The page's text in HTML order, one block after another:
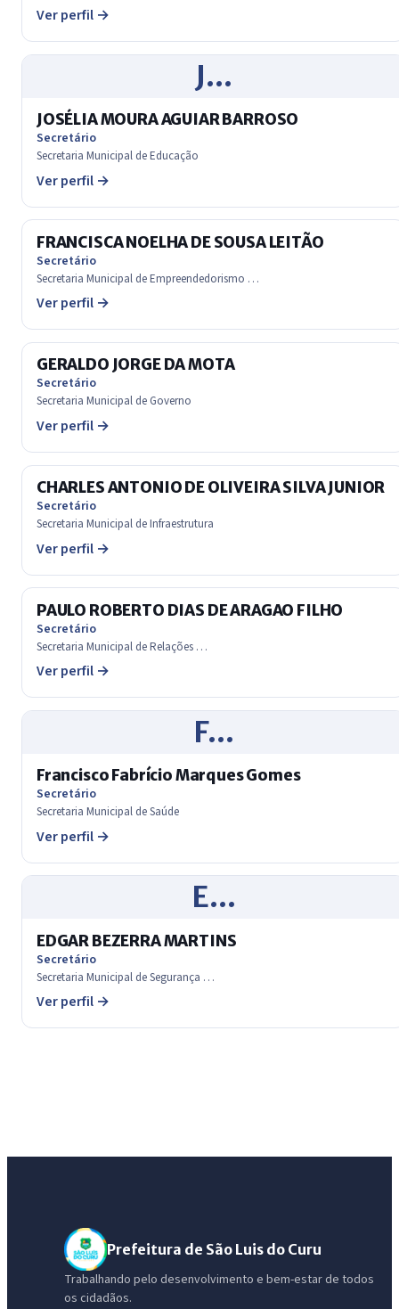
Ver perfil →
J…
JOSÉLIA MOURA AGUIAR BARROSO
Secretário
Secretaria Municipal de Educação
Ver perfil →
FRANCISCA NOELHA DE SOUSA LEITÃO
Secretário
Secretaria Municipal de Empreendedorismo …
Ver perfil →
GERALDO JORGE DA MOTA
Secretário
Secretaria Municipal de Governo
Ver perfil →
CHARLES ANTONIO DE OLIVEIRA SILVA JUNIOR
Secretário
Secretaria Municipal de Infraestrutura
Ver perfil →
PAULO ROBERTO DIAS DE ARAGAO FILHO
Secretário
Secretaria Municipal de Relações …
Ver perfil →
F…
Francisco Fabrício Marques Gomes
Secretário
Secretaria Municipal de Saúde
Ver perfil →
E…
EDGAR BEZERRA MARTINS
Secretário
Secretaria Municipal de Segurança …
Ver perfil →
Prefeitura de São Luis do Curu
Trabalhando pelo desenvolvimento e bem-estar de todos
os cidadãos.